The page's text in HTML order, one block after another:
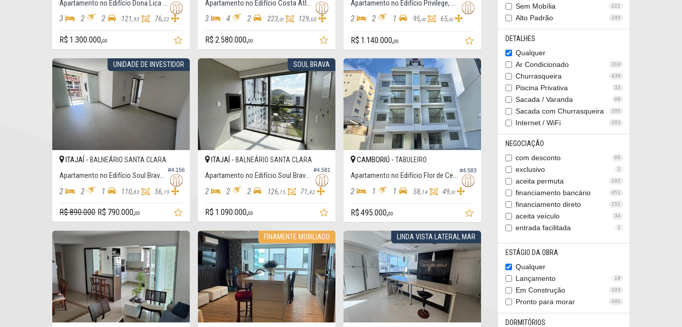
Sem Mobília 221
Alto Padrão 249
DETALHES
Qualquer
Ar Condicionado
319
Churrasqueira 439
Piscina Privativa 33
Sacada / Varanda 68
Sacada com Churrasqueira 285
Internet / WiFi 203
NEGOCIAÇÃO
com desconto
69
exclusivo 2
aceita permuta 192
financiamento bancário 451
financiamento direto 151
aceita veículo 34
entrada facilitada 1
ESTÁGIO DA OBRA
Qualquer
Lançamento
18
Em Construção 103
Pronto para morar 490
DORMITÓRIOS
Apartamento no Edifício Dona Lica Residence
3 2 2 121,93 76,22
R$ 1.300.000,00
Apartamento no Edifício Costa Atlântica
3 4 2 223,00 129,60
R$ 2.580.000,00
Apartamento no Edifício Privilege, Mobiliado, Praia Brava
2 2 1 95,00 65,00
R$ 1.140.000,00
UNIDADE DE INVESTIDOR
#4.156
ITAJAÍ - BALNEÁRIO SANTA CLARA
Apartamento no Edifício Soul Brava Club
2 2 1 110,83 56,19
R$ 890.000 R$ 790.000,00
SOUL BRAVA
#4.581
ITAJAÍ -BALNEÁRIO SANTA CLARA
Apartamento no Edifício Soul Brava Club
2 2 2 126,15 71,42
R$ 1.090.000,00
#4.583
CAMBORIÚ -TABULEIRO
Apartamento no Edifício Flor de Cerejeira Residence
2 1 1 58,14 49,00
R$ 495.000,00
FINAMENTE MOBILIADO LINDA VISTA LATERAL MAR